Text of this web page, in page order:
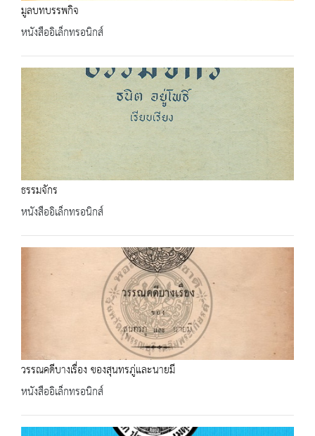
มูลบทบรรพกิจ
หนังสืออิเล็กทรอนิกส์
ธรรมจักร
หนังสืออิเล็กทรอนิกส์
วรรณคดีบางเรื่อง ของสุนทรภู่และนายมี
หนังสืออิเล็กทรอนิกส์